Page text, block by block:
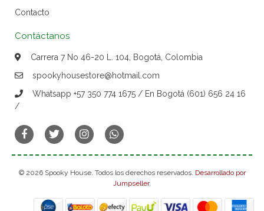
Contacto
Contáctanos
Carrera 7 No 46-20 L. 104, Bogotá, Colombia
spookyhousestore@hotmail.com
Whatsapp +57 350 774 1675 / En Bogotá (601) 656 24 16
/
© 2026 Spooky House. Todos los derechos reservados. Desarrollado por
Jumpseller.